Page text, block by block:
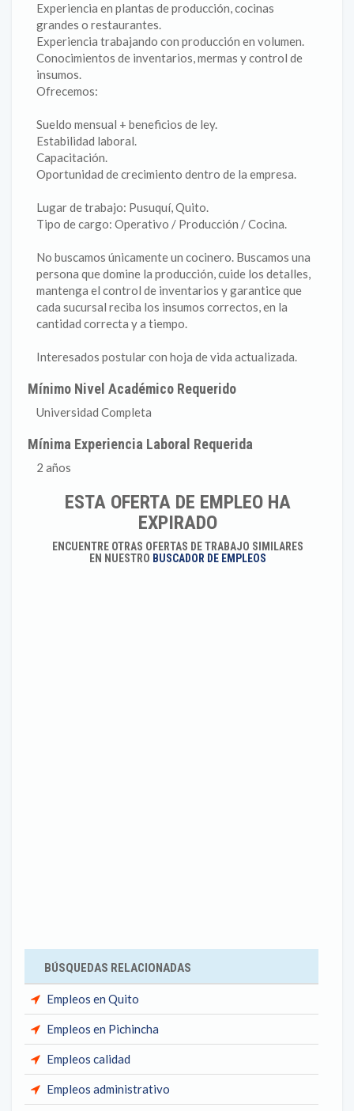
Experiencia en plantas de producción, cocinas
grandes o restaurantes.
Experiencia trabajando con producción en volumen.
Conocimientos de inventarios, mermas y control de
insumos.
Ofrecemos:
Sueldo mensual + beneficios de ley.
Estabilidad laboral.
Capacitación.
Oportunidad de crecimiento dentro de la empresa.
Lugar de trabajo: Pusuquí, Quito.
Tipo de cargo: Operativo / Producción / Cocina.
No buscamos únicamente un cocinero. Buscamos una
persona que domine la producción, cuide los detalles,
mantenga el control de inventarios y garantice que
cada sucursal reciba los insumos correctos, en la
cantidad correcta y a tiempo.
Interesados postular con hoja de vida actualizada.
Mínimo Nivel Académico Requerido
Universidad Completa
Mínima Experiencia Laboral Requerida
2 años
ESTA OFERTA DE EMPLEO HA
EXPIRADO
ENCUENTRE OTRAS OFERTAS DE TRABAJO SIMILARES
EN NUESTRO BUSCADOR DE EMPLEOS
BÚSQUEDAS RELACIONADAS
Empleos en Quito
Empleos en Pichincha
Empleos calidad
Empleos administrativo